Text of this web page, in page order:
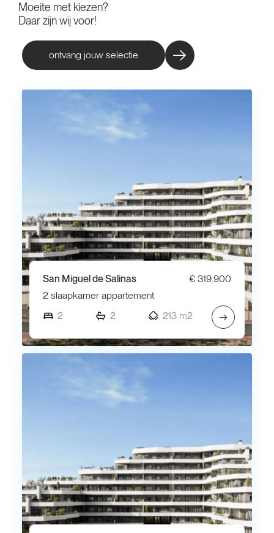
Moeite met kiezen?
Daar zijn wij voor!
ontvang jouw selectie
San Miguel de Salinas
€ 319.900
2 slaapkamer appartement
2
2 213 m2 →